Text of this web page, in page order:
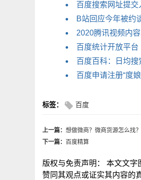
百度搜索网址提交
B站回应今​年被约
2020腾讯视频内
百度统计开放平台
百度百科：日均搜
百度申请注册“度
标签： 百度
上一篇： 想做微商？微商货源怎么找？
下一篇：
百度精算
版权与免责声明： 本文文
赞同其观点或证实其内容的